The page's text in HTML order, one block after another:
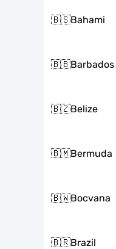
🇧🇸Bahami
🇧🇧Barbados
🇧🇿Belize
🇧🇲Bermuda
🇧🇼Bocvana
🇧🇷Brazil